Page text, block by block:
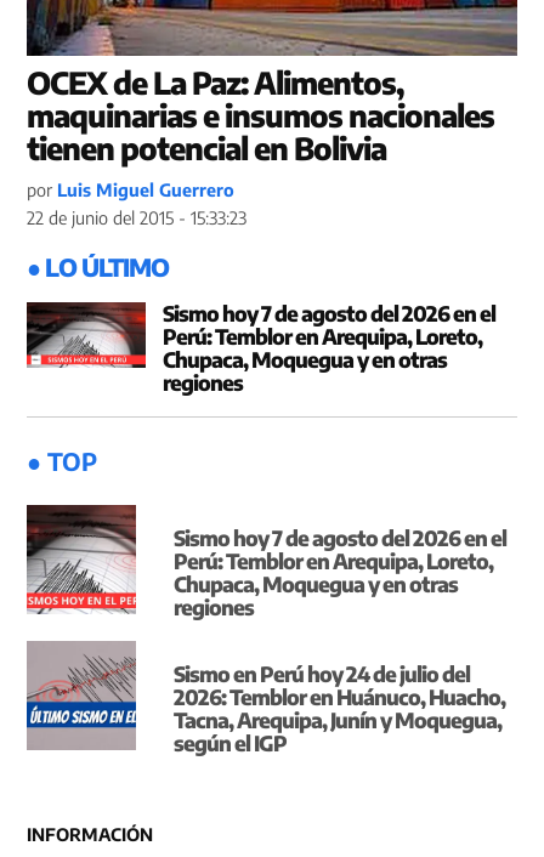
OCEX de La Paz: Alimentos,
maquinarias e insumos nacionales
tienen potencial en Bolivia
por Luis Miguel Guerrero
22 de junio del 2015 - 15:33:23
● LO ÚLTIMO
Sismo hoy 7 de agosto del 2026 en el
Perú: Temblor en Arequipa, Loreto,
Chupaca, Moquegua y en otras
regiones
● TOP
Sismo hoy 7 de agosto del 2026 en el
Perú: Temblor en Arequipa, Loreto,
Chupaca, Moquegua y en otras
regiones
Sismo en Perú hoy 24 de julio del
2026: Temblor en Huánuco, Huacho,
Tacna, Arequipa, Junín y Moquegua,
según el IGP
INFORMACIÓN